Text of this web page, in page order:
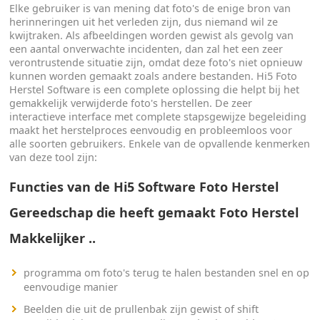
Elke gebruiker is van mening dat foto's de enige bron van
herinneringen uit het verleden zijn, dus niemand wil ze
kwijtraken. Als afbeeldingen worden gewist als gevolg van
een aantal onverwachte incidenten, dan zal het een zeer
verontrustende situatie zijn, omdat deze foto's niet opnieuw
kunnen worden gemaakt zoals andere bestanden. Hi5 Foto
Herstel Software is een complete oplossing die helpt bij het
gemakkelijk verwijderde foto's herstellen. De zeer
interactieve interface met complete stapsgewijze begeleiding
maakt het herstelproces eenvoudig en probleemloos voor
alle soorten gebruikers. Enkele van de opvallende kenmerken
van deze tool zijn:
Functies van de Hi5 Software Foto Herstel
Gereedschap die heeft gemaakt Foto Herstel
Makkelijker ..
programma om foto's terug te halen bestanden snel en op
eenvoudige manier
Beelden die uit de prullenbak zijn gewist of shift